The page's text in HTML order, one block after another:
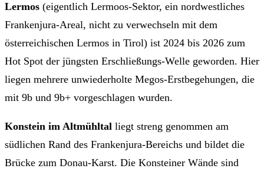
Lermos (eigentlich Lermoos-Sektor, ein nordwestliches
Frankenjura-Areal, nicht zu verwechseln mit dem
österreichischen Lermos in Tirol) ist 2024 bis 2026 zum
Hot Spot der jüngsten Erschließungs-Welle geworden. Hier
liegen mehrere unwiederholte Megos-Erstbegehungen, die
mit 9b und 9b+ vorgeschlagen wurden.
Konstein im Altmühltal liegt streng genommen am
südlichen Rand des Frankenjura-Bereichs und bildet die
Brücke zum Donau-Karst. Die Konsteiner Wände sind